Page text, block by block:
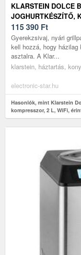
KLARSTEIN DOLCE
JOGHURTKÉSZÍTŐ,
ÉRINTŐKÉPERNYŐ,
115 390 Ft
Gyerekzsivaj, nyári
kell hozzá, hogy
asztalra. A Klar...
klarstein, háztartás,
electronic-star.hu
Hasonlók, mint Klarstein
kompresszor, 2 L, WiFi,